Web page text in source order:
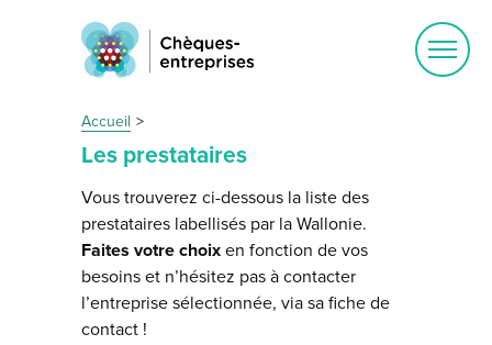
Accueil
Les prestataires
Vous trouverez ci-dessous la liste des
prestataires labellisés par la Wallonie.
Faites votre choix en fonction de vos
besoins et n’hésitez pas à contacter
l’entreprise sélectionnée, via sa fiche de
contact !
Ouvrir
le